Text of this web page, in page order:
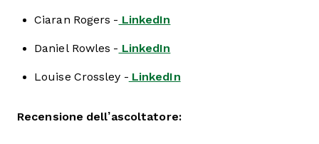
Ciaran Rogers - LinkedIn
Daniel Rowles - LinkedIn
Louise Crossley - LinkedIn
Recensione dell’ascoltatore: